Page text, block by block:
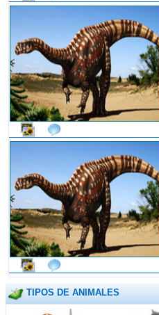
TIPOS DE ANIMALES